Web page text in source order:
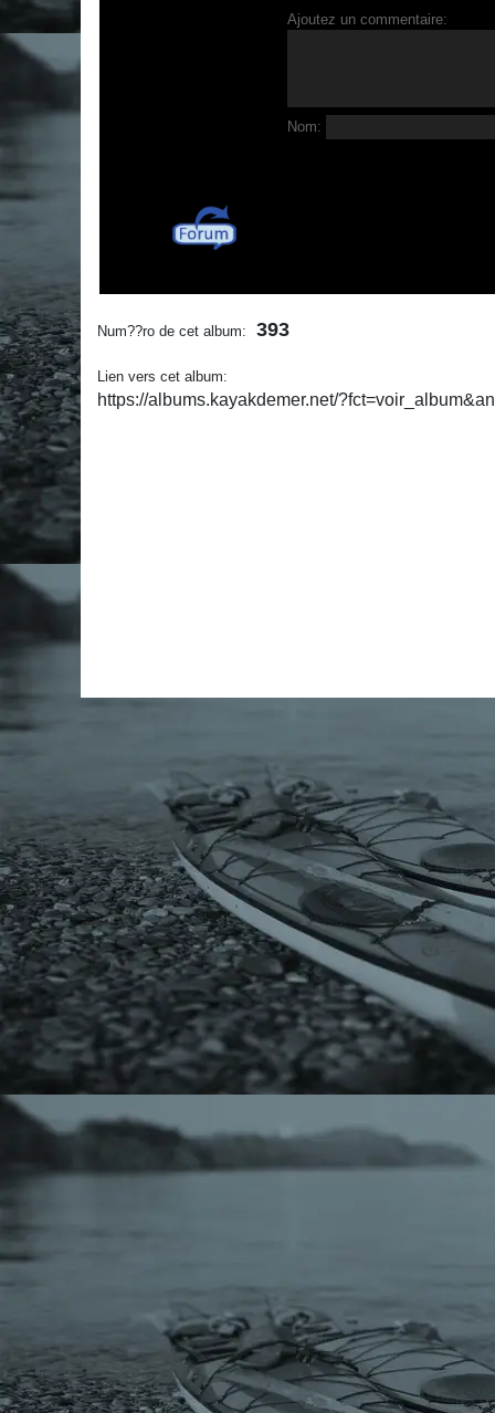
Ajoutez un commentaire:
Nom:
Num??ro de cet album: 393
Lien vers cet album:
https://albums.kayakdemer.net/